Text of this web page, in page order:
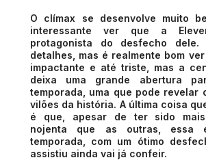
O clímax se desenvolve muito
interessante ver que a
protagonista do desfecho
detalhes, mas é realmente bom
impactante e até triste, mas a
deixa uma grande abertura
temporada, uma que pode revelar
vilões da história. A última coisa
é que, apesar de ter sido
nojenta que as outras, essa
temporada, com um ótimo
assistiu ainda vai já confeir.